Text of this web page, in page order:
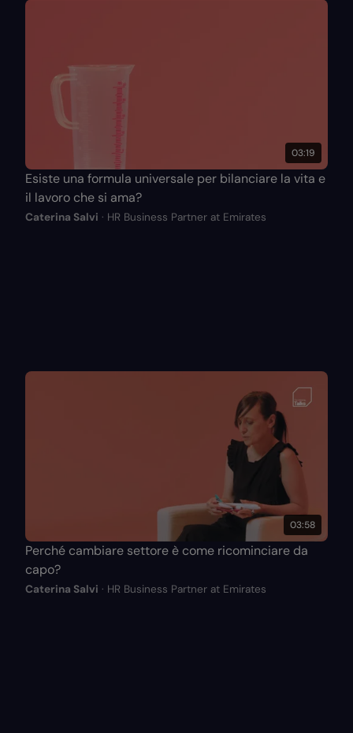
03:19
Esiste una formula universale per bilanciare la vita e
il lavoro che si ama?
Caterina Salvi · HR Business Partner at Emirates
03:58
Perché cambiare settore è come ricominciare da
capo?
Caterina Salvi · HR Business Partner at Emirates